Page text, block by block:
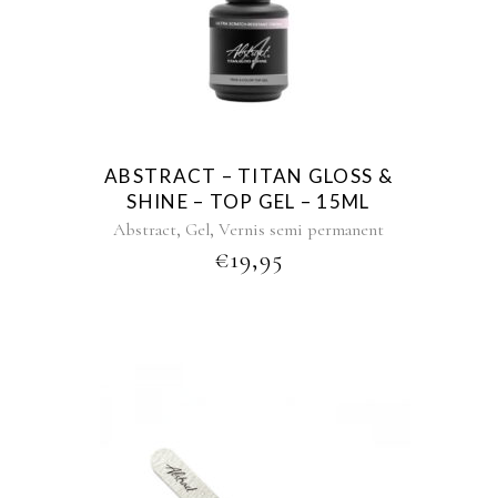
ABSTRACT – TITAN GLOSS &
SHINE – TOP GEL – 15ML
Abstract, Gel, Vernis semi permanent
€19,95